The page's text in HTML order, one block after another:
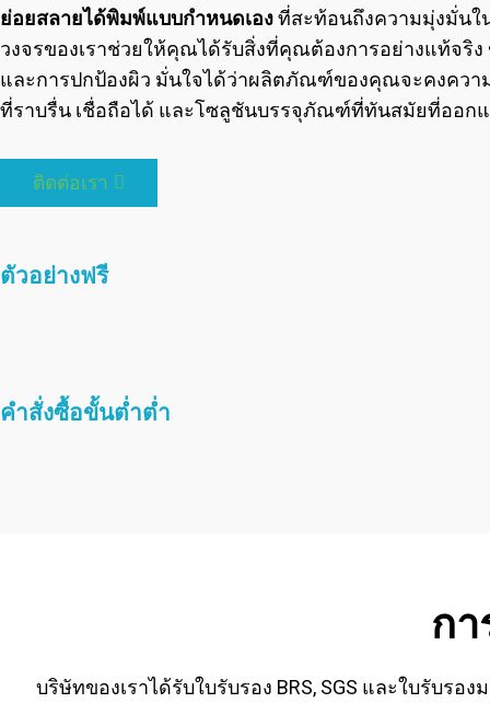
ย่อยสลายได้พิมพ์แบบกำหนดเองที่สะท้อนถึงความมุ่งมั่น
วงจรของเราช่วยให้คุณได้รับสิ่งที่คุณต้องการอย่างแท้จริ
และการปกป้องผิว มั่นใจได้ว่าผลิตภัณฑ์ของคุณจะคงควา
ที่ราบรื่น เชื่อถือได้ และโซลูชันบรรจุภัณฑ์ที่ทันสมัยที่ออก
ติดต่อเรา
ตัวอย่างฟรี
คำสั่งซื้อขั้นต่ำต่ำ
กา
บริษัทของเราได้รับใบรับรอง BRS, SGS และใบรับ